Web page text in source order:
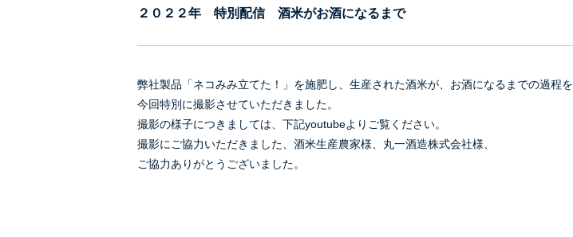
２０２２年 特別配信 酒米がお酒になるまで
弊社製品「ネコみみ立てた！」を施肥し、生産された酒米が、お酒になるまでの過程を
今回特別に撮影させていただきました。
撮影の様子につきましては、下記youtubeよりご覧ください。
撮影にご協力いただきました、酒米生産農家様、丸一酒造株式会社様、
ご協力ありがとうございました。